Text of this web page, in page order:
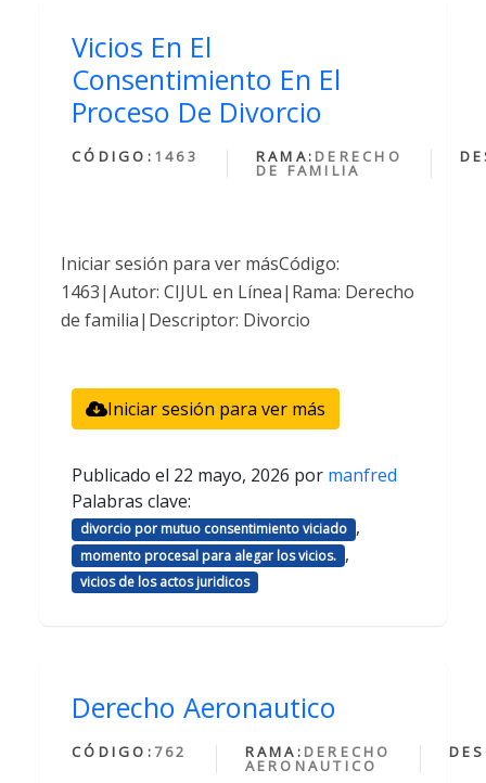
Vicios En El
Consentimiento En El
Proceso De Divorcio
CÓDIGO: 1463 RAMA: DERECHO
DE FAMILIA
Iniciar sesión para ver másCódigo:
1463|Autor: CIJUL en Línea|Rama: Derecho
de familia|Descriptor: Divorcio
Iniciar sesión para ver más
Publicado el 22 mayo, 2026 por manfred
Palabras clave:
divorcio por mutuo consentimiento viciado ,
momento procesal para alegar los vicios. ,
vicios de los actos juridicos
Derecho Aeronautico
CÓDIGO: 762 RAMA: DERECHO
AERONAUTICO